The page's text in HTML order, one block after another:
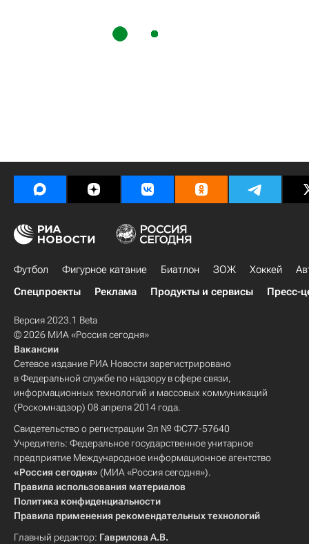
Футбол Фигурное катание Биатлон ЗОЖ Хоккей
Спецпроекты
Реклама Продукты и сервисы Пресс-
Версия 2023.1 Beta
© 2026 МИА «Россия сегодня»
Вакансии
Сетевое издание РИА Новости зарегистрировано
в Федеральной службе по надзору в сфере связи,
информационных технологий и массовых коммуникаций
(Роскомнадзор) 08 апреля 2014 года.
Свидетельство о регистрации Эл № ФС77-57640
Учредитель: Федеральное государственное унитарное
предприятие Международное информационное агентство
«Россия сегодня» (МИА «Россия сегодня»).
Правила использования материалов
Политика конфиденциальности
Правила применения рекомендательных технологий
Главный редактор: Гаврилова А.В.